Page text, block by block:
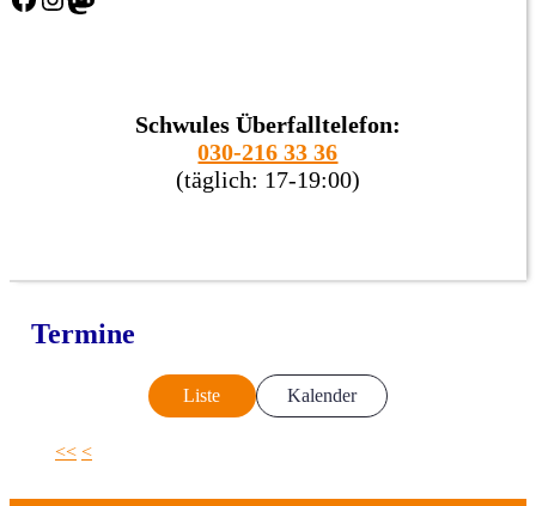
Schwules Überfalltelefon:
030-216 33 36
(täglich: 17-19:00)
Termine
Liste Kalender
<< <